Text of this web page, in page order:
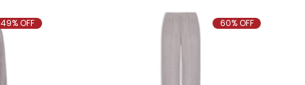
49% OFF 60% OFF